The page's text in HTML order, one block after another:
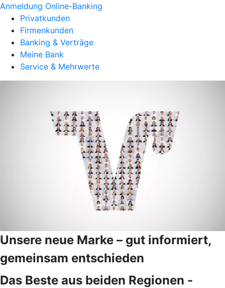
Anmeldung Online-Banking
Privatkunden
Firmenkunden
Banking & Verträge
Meine Bank
Service & Mehrwerte
Unsere neue Marke – gut informiert,
gemeinsam entschieden
Das Beste aus beiden Regionen -